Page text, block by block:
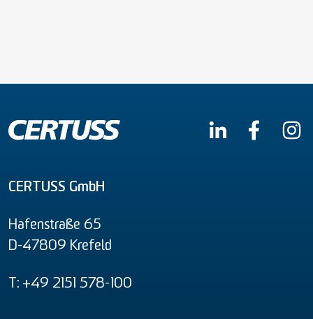
CERTUSS GmbH
Hafenstraße 65
D-47809 Krefeld
T: +49 2151 578-100